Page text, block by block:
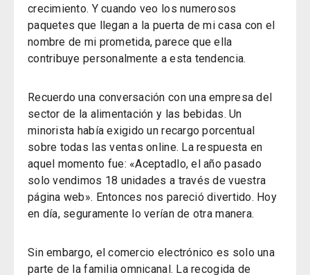
crecimiento. Y cuando veo los numerosos
paquetes que llegan a la puerta de mi casa con el
nombre de mi prometida, parece que ella
contribuye personalmente a esta tendencia.
Recuerdo una conversación con una empresa del
sector de la alimentación y las bebidas. Un
minorista había exigido un recargo porcentual
sobre todas las ventas online. La respuesta en
aquel momento fue: «Aceptadlo, el año pasado
solo vendimos 18 unidades a través de vuestra
página web». Entonces nos pareció divertido. Hoy
en día, seguramente lo verían de otra manera.
Sin embargo, el comercio electrónico es solo una
parte de la familia omnicanal. La recogida de